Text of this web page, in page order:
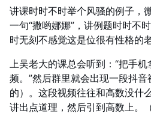
讲课时时不时举个风骚的例子，
一句“撒哟娜娜”，讲例题时时不
时无刻不感觉这是位很有性格的老
上吴老大的课总会听到：“把手
频。”然后群里就会出现一段抖
的）。这段视频往往和高数没什
讲出点道理，然后引到高数上。